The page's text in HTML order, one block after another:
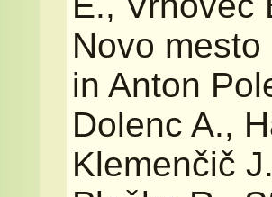
Novo
in Anton
Dolenc A.,
Klemenčič